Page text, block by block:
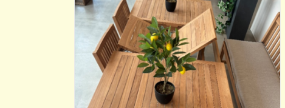
Set Big Family aus Teakholz
Gartentische